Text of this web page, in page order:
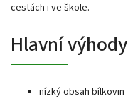
cestách i ve škole.
Hlavní výhody
nízký obsah bílkovin